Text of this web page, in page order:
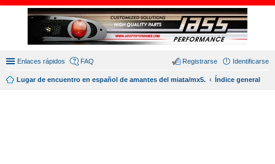
Enlaces rápidos FAQ Identificarse
Registrarse
Lugar de encuentro en español de amantes del miata/mx5. Índice general